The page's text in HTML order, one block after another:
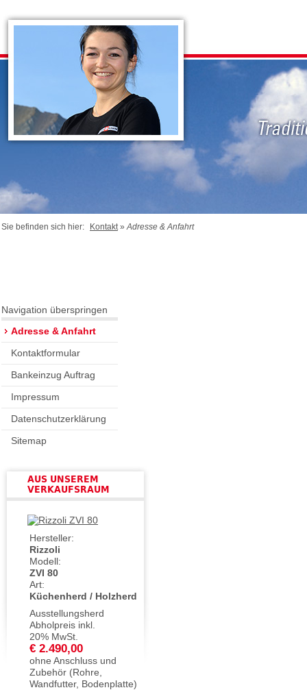
Sie befinden sich hier: Kontakt»Adresse & Anfahrt
Navigation überspringen
Adresse & Anfahrt
Kontaktformular
Bankeinzug Auftrag
Impressum
Datenschutzerklärung
Sitemap
AUS UNSEREM
VERKAUFSRAUM
Hersteller:
Rizzoli
Modell:
ZVI 80
Art:
Küchenherd / Holzherd
Ausstellungsherd
Abholpreis inkl.
20% MwSt.
€ 2.490,00
ohne Anschluss und
Zubehör (Rohre,
Wandfutter, Bodenplatte)